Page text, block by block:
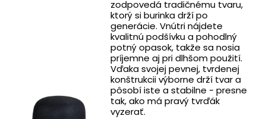
zodpovedá tradičnému tvaru,
ktorý si burinka drží po
generácie. Vnútri nájdete
kvalitnú podšívku a pohodlný
potný opasok, takže sa nosia
príjemne aj pri dlhšom použití.
Vďaka svojej pevnej, tvrdenej
konštrukcii výborne drží tvar a
pôsobí iste a stabilne - presne
tak, ako má pravý tvrďák
vyzerať.